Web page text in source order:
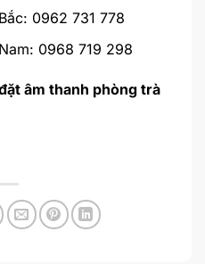
0962 731 778
0968 719 298
âm thanh phòng trà